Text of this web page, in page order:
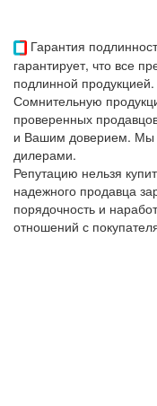
Гарантия
гарантирует, что все
подлинной продукцией.
Сомнительную
проверенных
и Вашим доверием. Мы
дилерами.
Репутацию нельзя
надежного продавца
порядочность и
отношений с